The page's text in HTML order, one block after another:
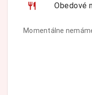
Obedové
Momentálne